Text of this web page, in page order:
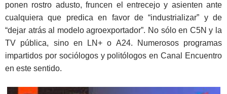
ponen rostro adusto, fruncen el entrecejo y asienten ante
cualquiera que predica en favor de “industrializar” y de
“dejar atrás al modelo agroexportador”. No sólo en C5N y la
TV pública, sino en LN+ o A24. Numerosos programas
impartidos por sociólogos y politólogos en Canal Encuentro
en este sentido.